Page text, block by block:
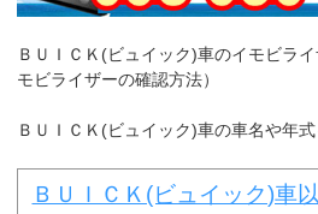
ＢＵＩＣＫ(ビュイック)車のイモビラ
モビライザーの確認方法）
ＢＵＩＣＫ(ビュイック)車の車名や年
ＢＵＩＣＫ(ビュイック)車